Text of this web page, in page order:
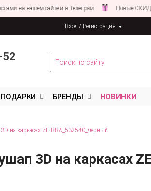
сайте и в Телеграм Новые СКИДКИ
Вход / Регистрация
52
ПОДАРКИ БРЕНДЫ НОВИНКИ
на каркасах ZE:BRA_532540_черный
3D на каркасах